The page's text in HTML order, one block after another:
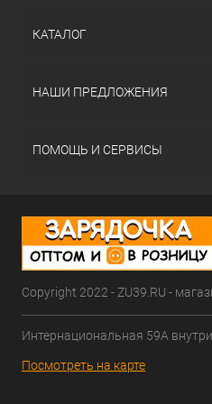
КАТАЛОГ
НАШИ ПРЕДЛОЖЕНИЯ
ПОМОЩЬ И СЕРВИСЫ
Copyright 2022 - ZU39.RU -
Интернациональная 59А
Посмотреть на карте